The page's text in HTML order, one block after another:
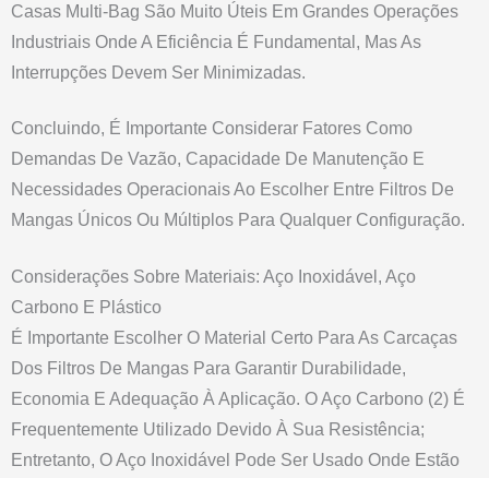
Casas Multi-Bag São Muito Úteis Em Grandes Operações
Industriais Onde A Eficiência É Fundamental, Mas As
Interrupções Devem Ser Minimizadas.
Concluindo, É Importante Considerar Fatores Como
Demandas De Vazão, Capacidade De Manutenção E
Necessidades Operacionais Ao Escolher Entre Filtros De
Mangas Únicos Ou Múltiplos Para Qualquer Configuração.
Considerações Sobre Materiais: Aço Inoxidável, Aço
Carbono E Plástico
É Importante Escolher O Material Certo Para As Carcaças
Dos Filtros De Mangas Para Garantir Durabilidade,
Economia E Adequação À Aplicação. O Aço Carbono (2) É
Frequentemente Utilizado Devido À Sua Resistência;
Entretanto, O Aço Inoxidável Pode Ser Usado Onde Estão